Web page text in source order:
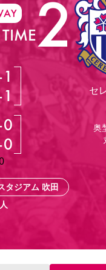
問
クール
TIME2
1
1
0
0
セ
奥
タジアム 吹田
人